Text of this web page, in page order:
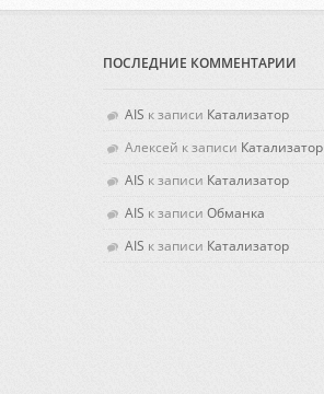
ПОСЛЕДНИЕ КОММЕНТАРИИ
AIS к записи Катализатор
Алексей к записи Катализатор
AIS к записи Катализатор
AIS к записи Обманка
AIS к записи Катализатор